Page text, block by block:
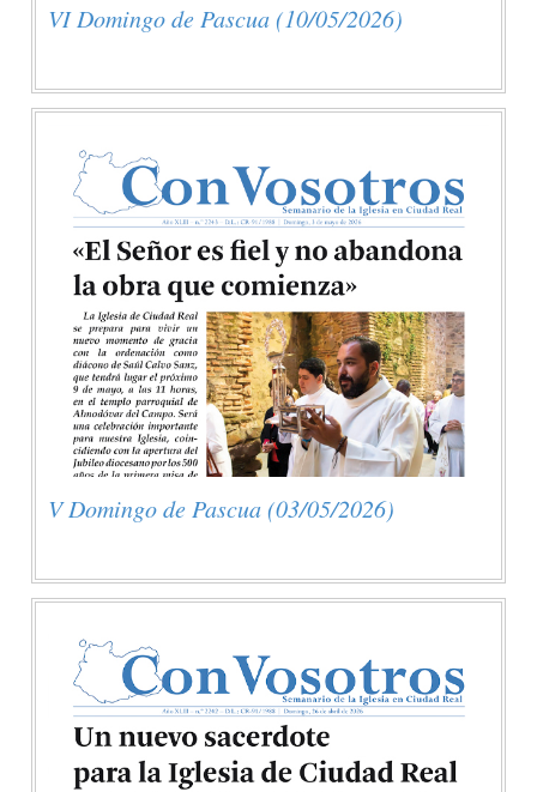
VI Domingo de Pascua (10/05/2026)
V Domingo de Pascua (03/05/2026)